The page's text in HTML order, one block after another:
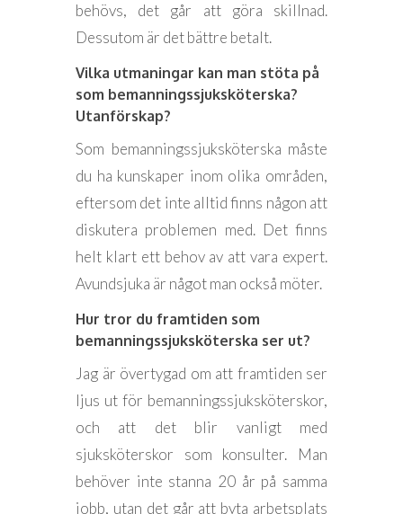
behövs, det går att göra skillnad.
Dessutom är det bättre betalt.
Vilka utmaningar kan man stöta på
som bemanningssjuksköterska?
Utanförskap?
Som bemanningssjuksköterska måste
du ha kunskaper inom olika områden,
eftersom det inte alltid finns någon att
diskutera problemen med. Det finns
helt klart ett behov av att vara expert.
Avundsjuka är något man också möter.
Hur tror du framtiden som
bemanningssjuksköterska ser ut?
Jag är övertygad om att framtiden ser
ljus ut för bemanningssjuksköterskor,
och att det blir vanligt med
sjuksköterskor som konsulter. Man
behöver inte stanna 20 år på samma
jobb, utan det går att byta arbetsplats